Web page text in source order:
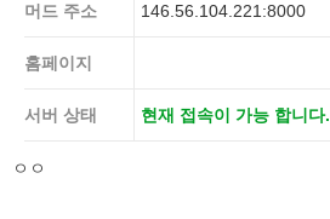
머드 주소 146.56.104.221:8000
홈페이지
서버 상태 현재 접속이 가능 합니다.
ㅇㅇ